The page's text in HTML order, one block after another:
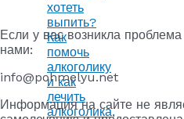
хотеть
выпить?
Как
помочь
алкоголику
и как
лечить
алкоголика,
Если у вас возникла
нами:
info@pohmelyu.net
Информация на сайте не